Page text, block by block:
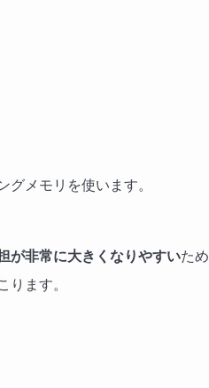
メモリを使います。
が非常に大きくなりやすいた
ります。